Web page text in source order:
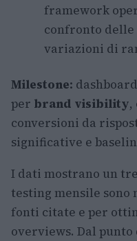
framework
confronto
variazioni di
Milestone:
per brand visibility,
conversioni da
significative e
I dati mostrano un
testing mensile
fonti citate e per
overviews. Dal